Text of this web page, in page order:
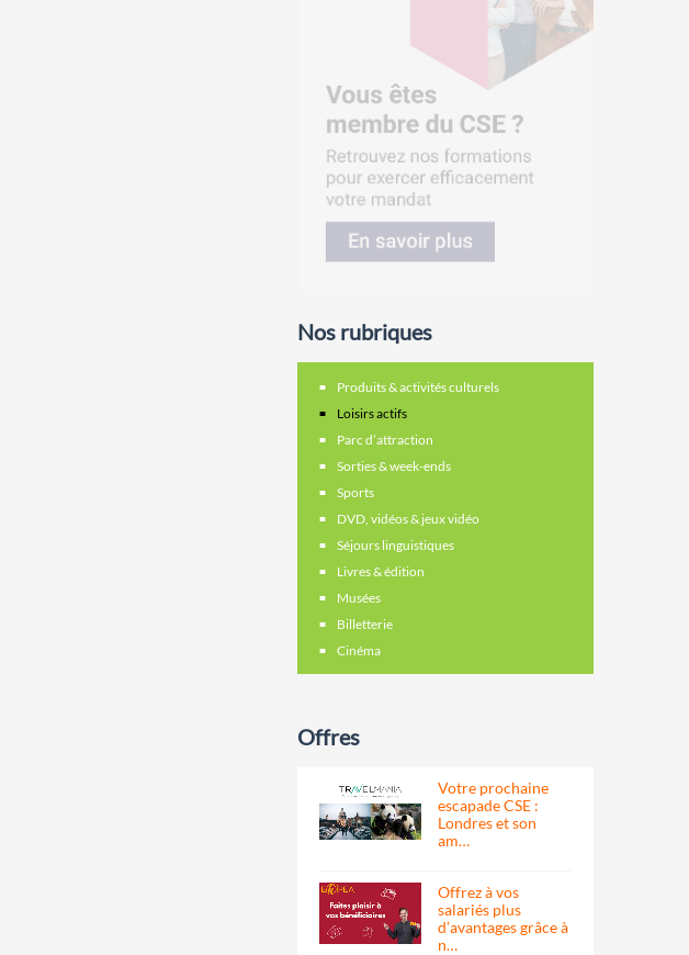
Nos rubriques
Produits & activités culturels
Loisirs actifs
Parc d’attraction
Sorties & week-ends
Sports
DVD, vidéos & jeux vidéo
Séjours linguistiques
Livres & édition
Musées
Billetterie
Cinéma
Offres
Votre prochaine
escapade CSE :
Londres et son
am…
Offrez à vos
salariés plus
d’avantages grâce à
n…